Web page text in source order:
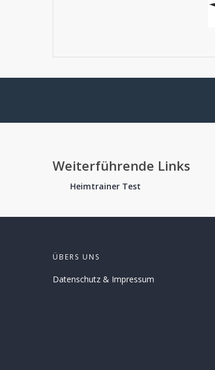
Weiterführende Links
Heimtrainer Test
ÜBERS UNS
Datenschutz & Impressum